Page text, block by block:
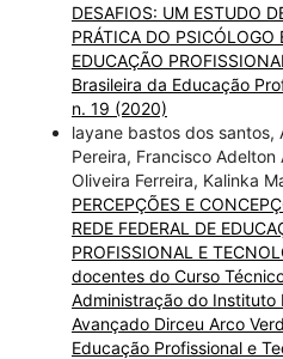
DESAFIOS: UM ESTUDO
PRÁTICA DO
EDUCAÇÃO
Brasileira da Educação
n. 19 (2020)
layane bastos dos santos,
Pereira, Francisco
Oliveira Ferreira, Kalinka
PERCEPÇÕES E
REDE FEDERAL DE
PROFISSIONAL E
docentes do Curso
Administração do Instituto
Avançado Dirceu Arco
Educação Profissional e